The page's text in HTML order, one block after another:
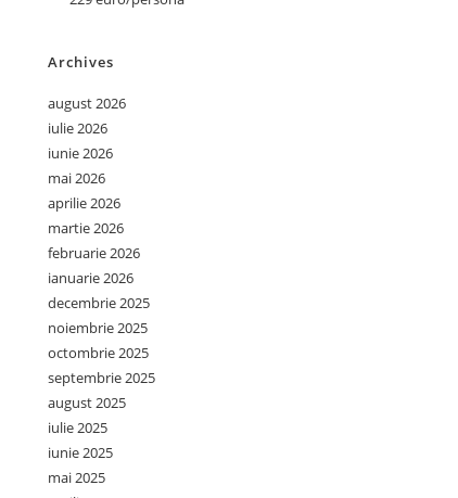
Archives
august 2026
iulie 2026
iunie 2026
mai 2026
aprilie 2026
martie 2026
februarie 2026
ianuarie 2026
decembrie 2025
noiembrie 2025
octombrie 2025
septembrie 2025
august 2025
iulie 2025
iunie 2025
mai 2025